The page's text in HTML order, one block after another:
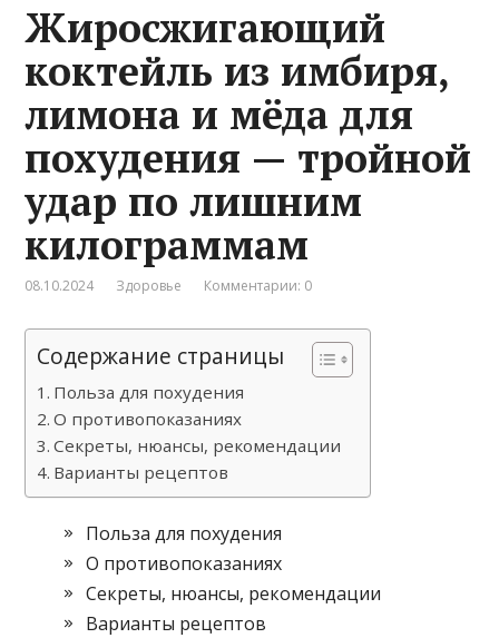
Жиросжигающий
коктейль из имбиря,
лимона и мёда для
похудения — тройной
удар по лишним
килограммам
08.10.2024 Здоровье Комментарии: 0
Содержание страницы
Польза для похудения
О противопоказаниях
Секреты, нюансы, рекомендации
Варианты рецептов
Польза для похудения
О противопоказаниях
Секреты, нюансы, рекомендации
Варианты рецептов